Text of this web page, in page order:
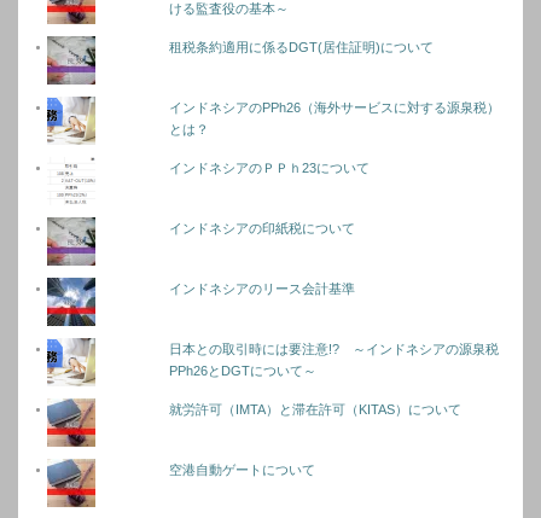
ける監査役の基本～
租税条約適用に係るDGT(居住証明)について
インドネシアのPPh26（海外サービスに対する源泉税）
とは？
インドネシアのＰＰｈ23について
インドネシアの印紙税について
インドネシアのリース会計基準
日本との取引時には要注意!? ～インドネシアの源泉税
PPh26とDGTについて～
就労許可（IMTA）と滞在許可（KITAS）について
空港自動ゲートについて